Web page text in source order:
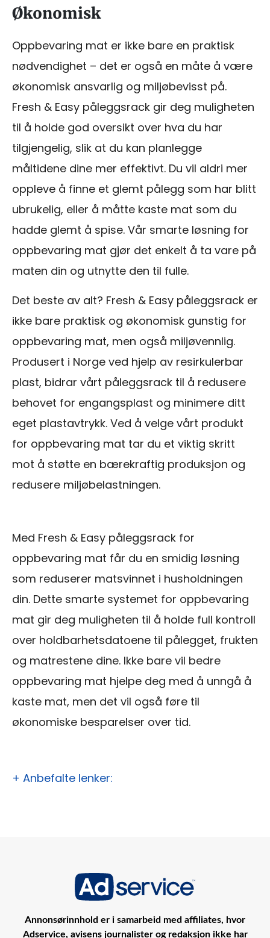
Økonomisk
Oppbevaring mat er ikke bare en praktisk
nødvendighet – det er også en måte å være
økonomisk ansvarlig og miljøbevisst på.
Fresh & Easy påleggsrack gir deg muligheten
til å holde god oversikt over hva du har
tilgjengelig, slik at du kan planlegge
måltidene dine mer effektivt. Du vil aldri mer
oppleve å finne et glemt pålegg som har blitt
ubrukelig, eller å måtte kaste mat som du
hadde glemt å spise. Vår smarte løsning for
oppbevaring mat gjør det enkelt å ta vare på
maten din og utnytte den til fulle.
Det beste av alt? Fresh & Easy påleggsrack er
ikke bare praktisk og økonomisk gunstig for
oppbevaring mat, men også miljøvennlig.
Produsert i Norge ved hjelp av resirkulerbar
plast, bidrar vårt påleggsrack til å redusere
behovet for engangsplast og minimere ditt
eget plastavtrykk. Ved å velge vårt produkt
for oppbevaring mat tar du et viktig skritt
mot å støtte en bærekraftig produksjon og
redusere miljøbelastningen.
Med Fresh & Easy påleggsrack for
oppbevaring mat får du en smidig løsning
som reduserer matsvinnet i husholdningen
din. Dette smarte systemet for oppbevaring
mat gir deg muligheten til å holde full kontroll
over holdbarhetsdatoene til pålegget, frukten
og matrestene dine. Ikke bare vil bedre
oppbevaring mat hjelpe deg med å unngå å
kaste mat, men det vil også føre til
økonomiske besparelser over tid.
+ Anbefalte lenker:
Annonsørinnhold er i samarbeid med affiliates, hvor
Adservice, avisens journalister og redaksjon ikke har